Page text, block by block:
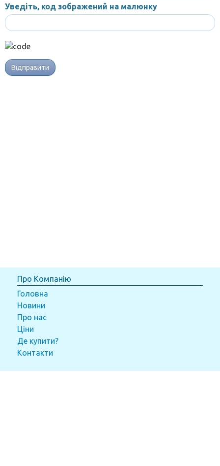
Уведіть, код зображений на малюнку
Відправити
Про Компанію
Головна
Новини
Про нас
Ціни
Де купити?
Контакти